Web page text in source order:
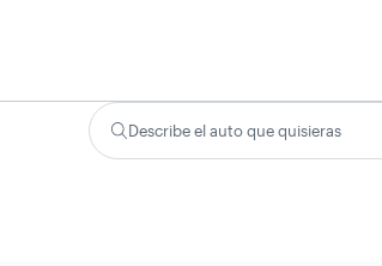
Describe el auto que quisieras